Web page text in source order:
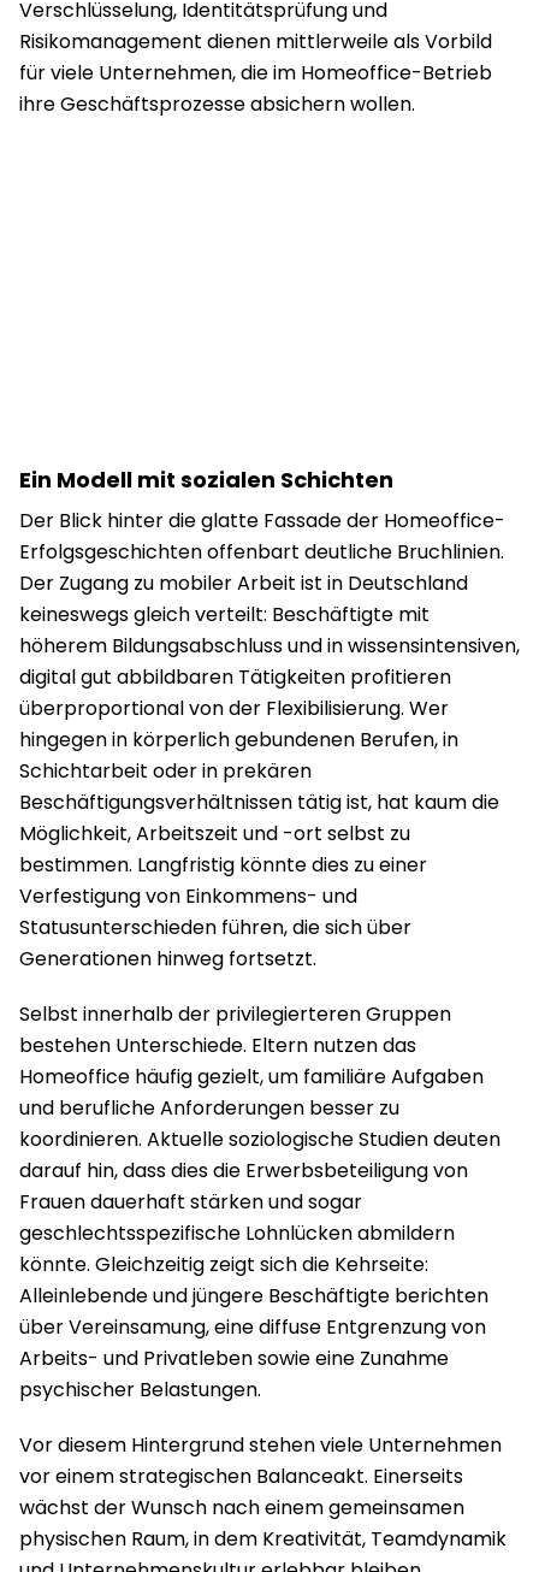
Verschlüsselung, Identitätsprüfung und
Risikomanagement dienen mittlerweile als Vorbild
für viele Unternehmen, die im Homeoffice-Betrieb
ihre Geschäftsprozesse absichern wollen.
Ein Modell mit sozialen Schichten
Der Blick hinter die glatte Fassade der Homeoffice-
Erfolgsgeschichten offenbart deutliche Bruchlinien.
Der Zugang zu mobiler Arbeit ist in Deutschland
keineswegs gleich verteilt: Beschäftigte mit
höherem Bildungsabschluss und in wissensintensiven,
digital gut abbildbaren Tätigkeiten profitieren
überproportional von der Flexibilisierung. Wer
hingegen in körperlich gebundenen Berufen, in
Schichtarbeit oder in prekären
Beschäftigungsverhältnissen tätig ist, hat kaum die
Möglichkeit, Arbeitszeit und -ort selbst zu
bestimmen. Langfristig könnte dies zu einer
Verfestigung von Einkommens- und
Statusunterschieden führen, die sich über
Generationen hinweg fortsetzt.
Selbst innerhalb der privilegierteren Gruppen
bestehen Unterschiede. Eltern nutzen das
Homeoffice häufig gezielt, um familiäre Aufgaben
und berufliche Anforderungen besser zu
koordinieren. Aktuelle soziologische Studien deuten
darauf hin, dass dies die Erwerbsbeteiligung von
Frauen dauerhaft stärken und sogar
geschlechtsspezifische Lohnlücken abmildern
könnte. Gleichzeitig zeigt sich die Kehrseite:
Alleinlebende und jüngere Beschäftigte berichten
über Vereinsamung, eine diffuse Entgrenzung von
Arbeits- und Privatleben sowie eine Zunahme
psychischer Belastungen.
Vor diesem Hintergrund stehen viele Unternehmen
vor einem strategischen Balanceakt. Einerseits
wächst der Wunsch nach einem gemeinsamen
physischen Raum, in dem Kreativität, Teamdynamik